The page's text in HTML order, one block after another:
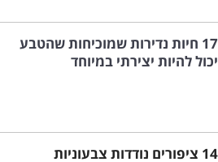
17 חיות נדירות שמוכיחות שהטבע
יכול להיות יצירתי במיוחד
14 ציפורים נודדות צבעוניות